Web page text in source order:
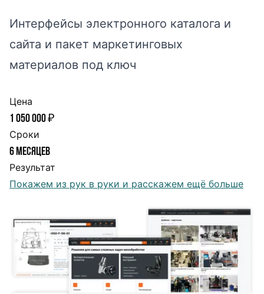
Интерфейсы электронного каталога и
сайта и пакет маркетинговых
материалов под ключ
Цена
1 050 000 ₽
Сроки
6 месяцев
Результат
Покажем из рук в руки и расскажем ещё больше